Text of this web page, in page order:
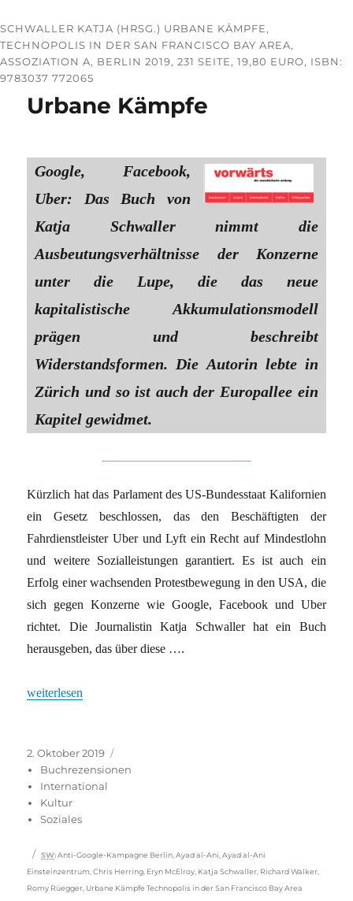
SCHWALLER KATJA (HRSG.) URBANE KÄMPFE,
TECHNOPOLIS IN DER SAN FRANCISCO BAY AREA,
ASSOZIATION A, BERLIN 2019, 231 SEITE, 19,80 EURO, ISBN:
9783037 772065
Urbane Kämpfe
Google, Facebook,
Uber: Das Buch von
Katja Schwaller nimmt die
Ausbeutungsverhältnisse der Konzerne
unter die Lupe, die das neue
kapitalistische Akkumulationsmodell
prägen und beschreibt
Widerstandsformen. Die Autorin lebte in
Zürich und so ist auch der Europallee ein
Kapitel gewidmet.
Kürzlich hat das Parlament des US-Bundesstaat Kalifornien
ein Gesetz beschlossen, das den Beschäftigten der
Fahrdienstleister Uber und Lyft ein Recht auf Mindestlohn
und weitere Sozialleistungen garantiert. Es ist auch ein
Erfolg einer wachsenden Protestbewegung in den USA, die
sich gegen Konzerne wie Google, Facebook und Uber
richtet. Die Journalistin Katja Schwaller hat ein Buch
herausgeben, das über diese ….
„Urbane Kämpfe“
weiterlesen
Veröffentlicht
am
2. Oktober 2019
Buchrezensionen
International
Kultur
Soziales
Schlagwörter
SW: Anti-Google-Kampagne Berlin ,Ayad al-Ani ,Ayad al-Ani
Einsteinzentrum ,Chris Herring Eryn McElroy Katja Schwaller Richard Walker
Romy Rüegger Urbane Kämpfe Technopolis in der San Francisco Bay Area